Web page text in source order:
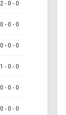
- 0 - 0
- 0 - 0
- 0 - 0
- 0 - 0
- 0 - 0
- 0 - 0